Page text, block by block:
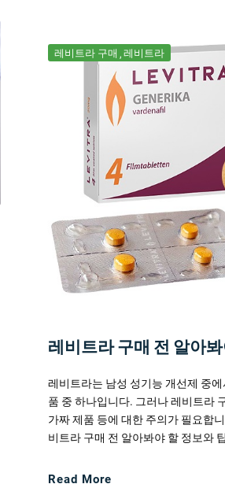
레비트라 구매 레비트라
레비트라 구매 전 알아
레비트라는 남성 성기능 개선제 중에
품 중 하나입니다. 그러나 레비트라
가짜 제품 등에 대한 주의가 필요합
비트라 구매 전 알아봐야 할 정보와
Read More